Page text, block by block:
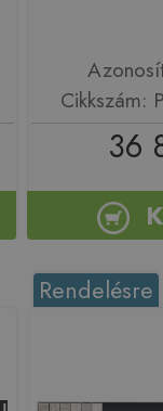
Cikkszám:
36
Rendelésre